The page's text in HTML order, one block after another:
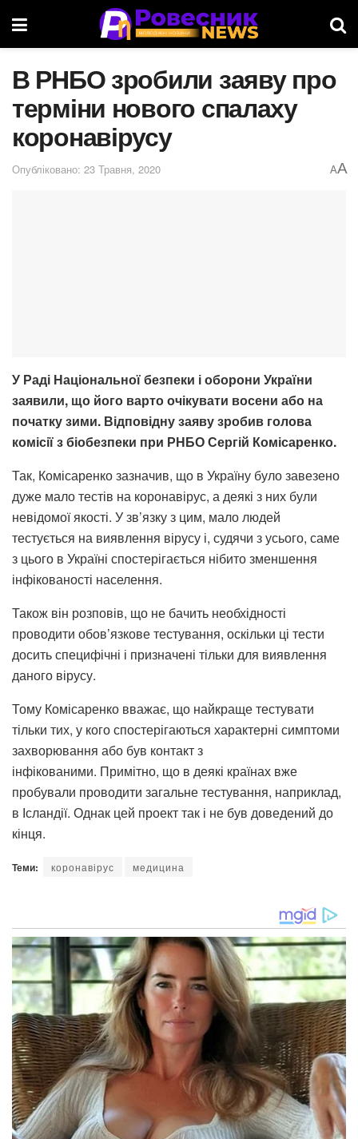
В РНБО зробили заяву про
терміни нового спалаху
коронавірусу
Опубліковано: 23 Травня, 2020 AA
У Раді Національної безпеки і оборони України
заявили, що його варто очікувати восени або на
початку зими. Відповідну заяву зробив голова
комісії з біобезпеки при РНБО Сергій Комісаренко.
Так, Комісаренко зазначив, що в Україну було завезено
дуже мало тестів на коронавірус, а деякі з них були
невідомої якості. У зв’язку з цим, мало людей
тестується на виявлення вірусу і, судячи з усього, саме
з цього в Україні спостерігається нібито зменшення
інфікованості населення.
Також він розповів, що не бачить необхідності
проводити обов’язкове тестування, оскільки ці тести
досить специфічні і призначені тільки для виявлення
даного вірусу.
Тому Комісаренко вважає, що найкраще тестувати
тільки тих, у кого спостерігаються характерні симптоми
захворювання або був контакт з
інфікованими. Примітно, що в деякі країнах вже
пробували проводити загальне тестування, наприклад,
в Ісландії. Однак цей проект так і не був доведений до
кінця.
Теми: коронавірус медицина